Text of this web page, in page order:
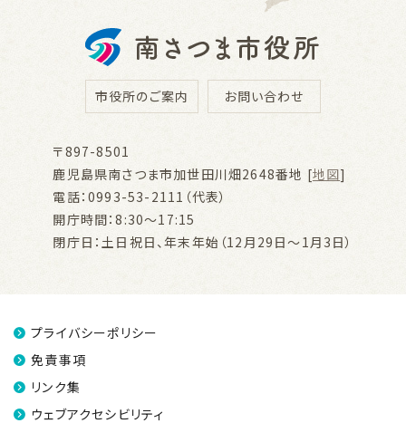
市役所のご案内 お問い合わせ
〒897-8501
鹿児島県南さつま市加世田川畑2648番地 [地図]
電話：0993-53-2111（代表）
開庁時間：8:30～17:15
閉庁日：土日祝日、年末年始（12月29日～1月3日）
プライバシーポリシー
免責事項
リンク集
ウェブアクセシビリティ